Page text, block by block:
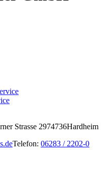
Strasse 2974736Hardheim
Telefon: 06283 / 2202-0